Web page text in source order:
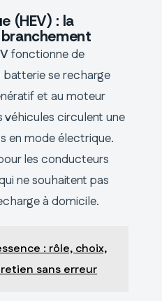
(HEV) : la
fonctionne de
se recharge
et au moteur
véhicules circulent une
en mode électrique.
les conducteurs
ne souhaitent pas
à domicile.
: rôle, choix,
sans erreur